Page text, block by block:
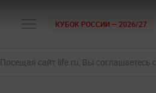
КУБОК РОССИИ — 2026/27
Посещая сайт life.ru, Вы соглашаетесь